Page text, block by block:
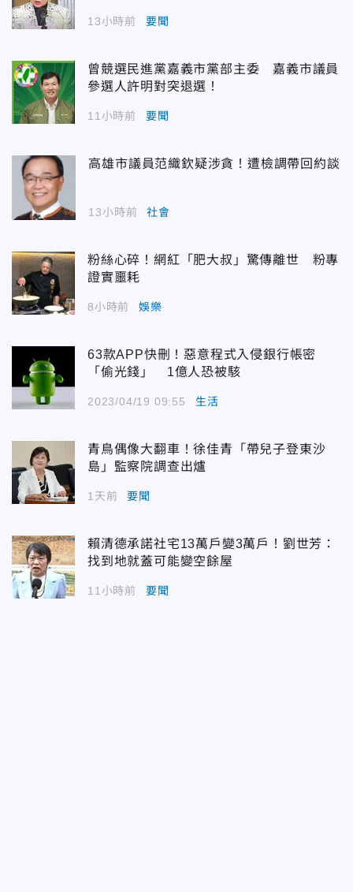
13小時前 要聞
曾競選民進黨嘉義市黨部主委 嘉義市議員
參選人許明對突退選！
11小時前 要聞
高雄市議員范織欽疑涉貪！遭檢調帶回約談
13小時前 社會
粉絲心碎！網紅「肥大叔」驚傳離世 粉專
證實噩耗
8小時前 娛樂
63款APP快刪！惡意程式入侵銀行帳密
「偷光錢」 1億人恐被駭
2023/04/19 09:55 生活
青鳥偶像大翻車！徐佳青「帶兒子登東沙
島」監察院調查出爐
1天前 要聞
賴清德承諾社宅13萬戶變3萬戶！劉世芳：
找到地就蓋可能變空餘屋
11小時前 要聞